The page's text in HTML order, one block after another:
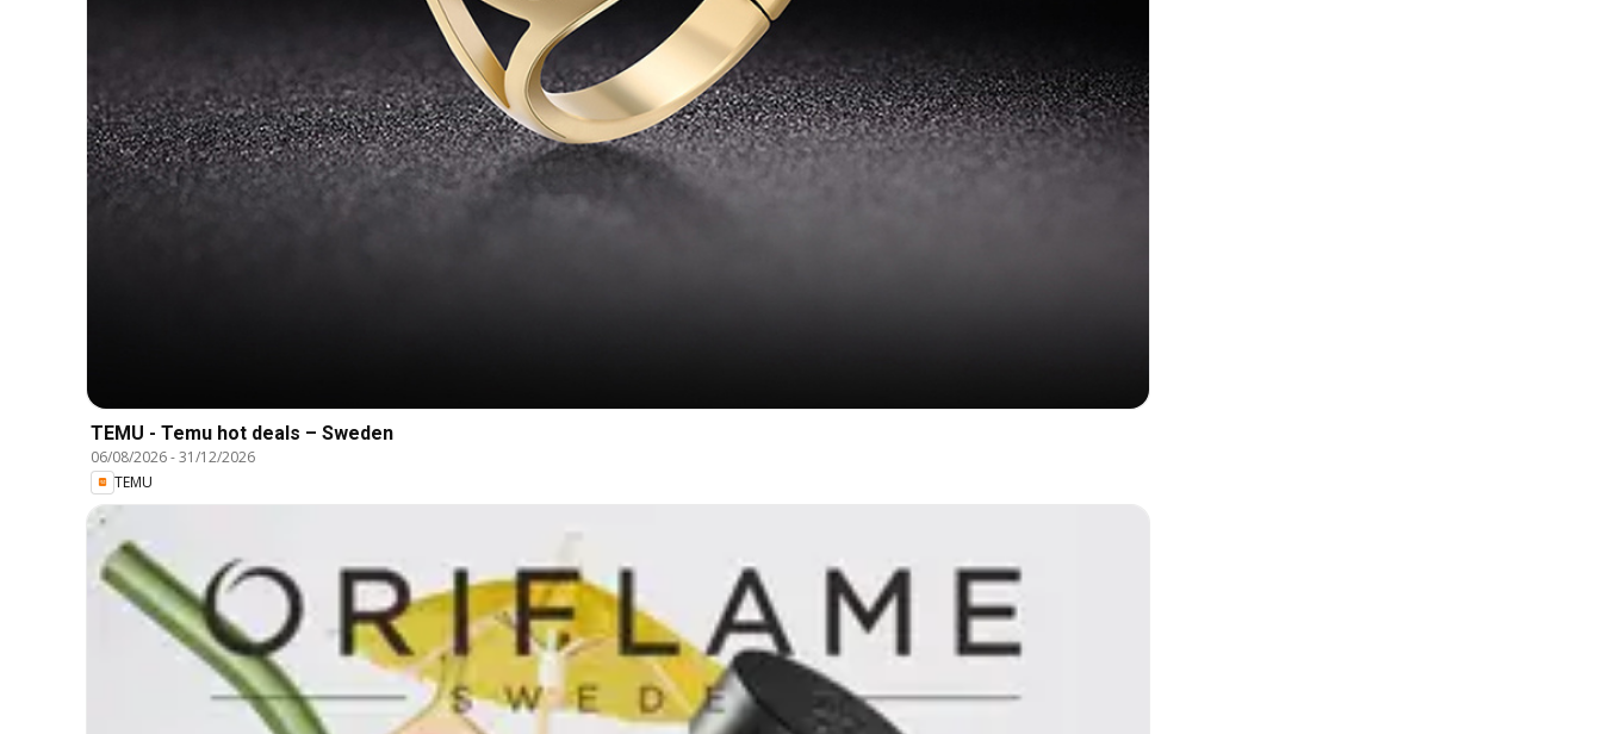
TEMU - Temu hot deals – Sweden
06/08/2026-31/12/2026
TEMU